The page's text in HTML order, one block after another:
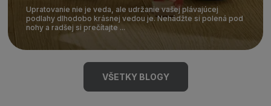
Upratovanie nie je veda, ale udržanie vašej plávajúcej
podlahy dlhodobo krásnej vedou je. Nehádžte si polená pod
nohy a radšej si prečítajte ...
VŠETKY BLOGY